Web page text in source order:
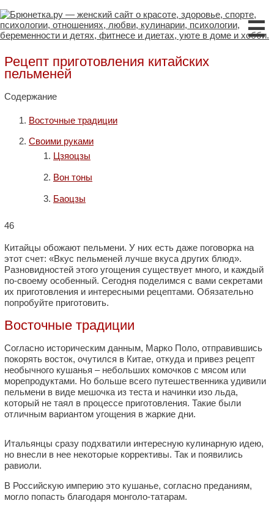
☰
Рецепт приготовления китайских
пельменей
Содержание
Восточные традиции
Своими руками
Цзяоцзы
Вон тоны
Баоцзы
46
Китайцы обожают пельмени. У них есть даже поговорка на
этот счет: «Вкус пельменей лучше вкуса других блюд».
Разновидностей этого угощения существует много, и каждый
по-своему особенный. Сегодня поделимся с вами секретами
их приготовления и интересными рецептами. Обязательно
попробуйте приготовить.
Восточные традиции
Согласно историческим данным, Марко Поло, отправившись
покорять восток, очутился в Китае, откуда и привез рецепт
необычного кушанья – небольших комочков с мясом или
морепродуктами. Но больше всего путешественника удивили
пельмени в виде мешочка из теста и начинки изо льда,
который не таял в процессе приготовления. Такие были
отличным вариантом угощения в жаркие дни.
Итальянцы сразу подхватили интересную кулинарную идею,
но внесли в нее некоторые коррективы. Так и появились
равиоли.
В Российскую империю это кушанье, согласно преданиям,
могло попасть благодаря монголо-татарам.